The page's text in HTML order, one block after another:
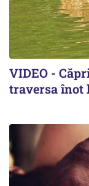
VIDEO -
traversa înot